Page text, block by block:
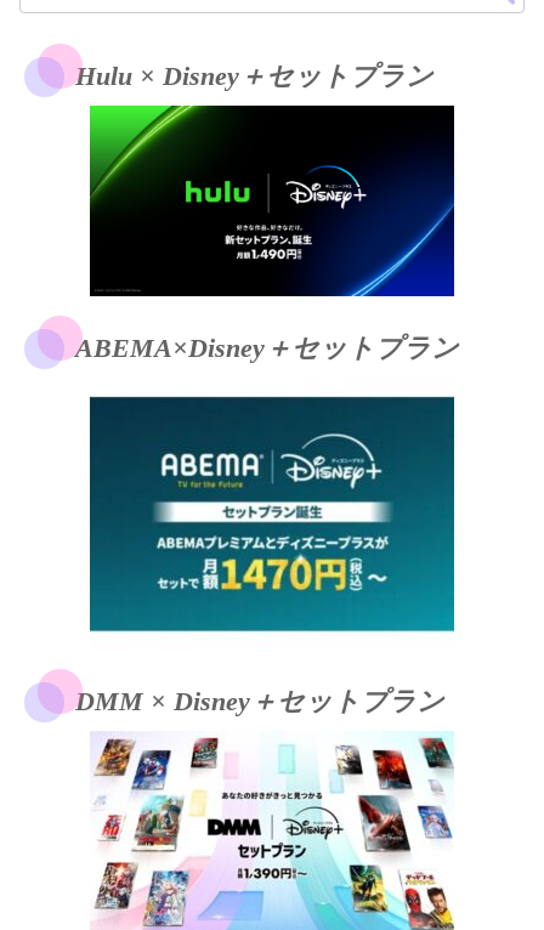
Hulu × Disney＋セットプラン
ABEMA×Disney＋セットプラン
DMM × Disney＋セットプラン